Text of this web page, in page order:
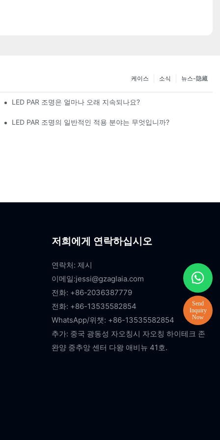
뉴스-隐藏
소식
케이스
LED PAR 조명은 얼마나 오래 지속되나요?
LED PAR 조명의 일반적인 적용 분야는 무엇입니까?
저희에게 연락하십시오
연락처: 제시
이메일:jessi@gzaglaia.com
전화: +86-2036387779
전화: +86-13535582854
WhatsApp/위챗: +86-13535582854
추가: 중국 광동성 자오칭시 자오칭 하이테크 존
완양 중추앙 센터 다왕 애비뉴 41호.